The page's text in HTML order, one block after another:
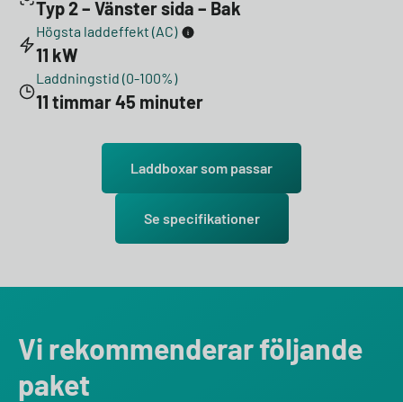
Typ 2 – Vänster sida – Bak
Högsta laddeffekt (AC)
11 kW
Laddningstid (0-100%)
11 timmar 45 minuter
Laddboxar som passar
Se specifikationer
Vi rekommenderar följande
paket